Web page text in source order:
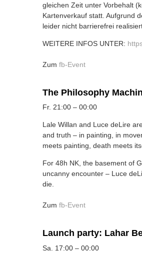
gleichen Zeit unter Vorbehalt
Kartenverkauf statt. Aufgrund
leider nicht barrierefrei
WEITERE INFOS UNTER:
Zum fb-Event
The Philosophy
Fr. 21:00 – 00:00
Lale Willan and Luce deLire
and truth – in painting, in
meets painting, death meets
For 48h NK, the basement of
uncanny encounter – Luce
die.
Zum fb-Event
Launch party: Lahar
Sa. 17:00 – 00:00